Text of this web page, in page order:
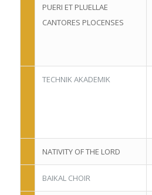
PUERI ET PLUELLAE
CANTORES PLOCENSES
TECHNIK AKADEMIK
NATIVITY OF THE LORD
BAIKAL CHOIR